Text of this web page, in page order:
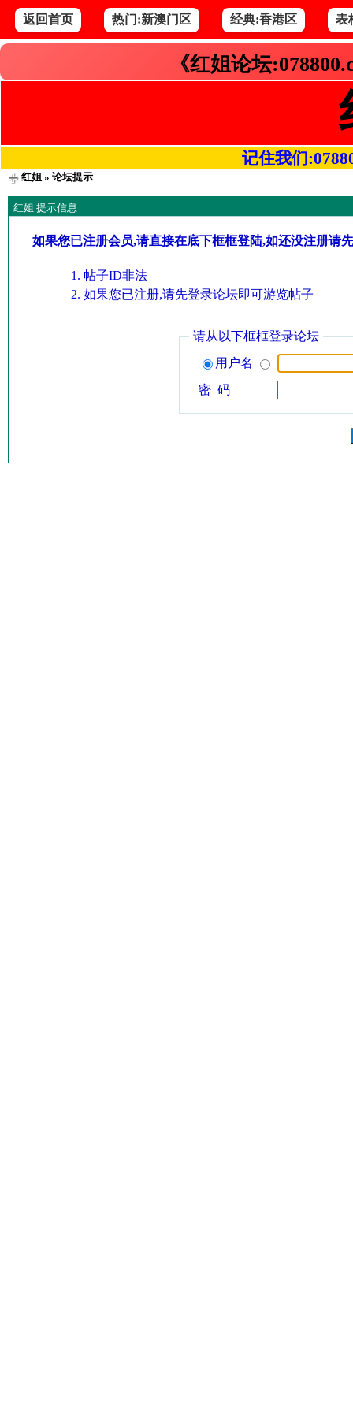
返回首页 热门:新澳门区 经典:香港区 表
《红姐论坛
记住我们
红姐» 论坛提示
红姐 提示信息
如果您已注册会员,请直接在底下框框登陆,如还没注册请
帖子ID非法
如果您已注册,请先登录论坛即可游览帖子
请从以下框框登录论坛
用户名
密 码